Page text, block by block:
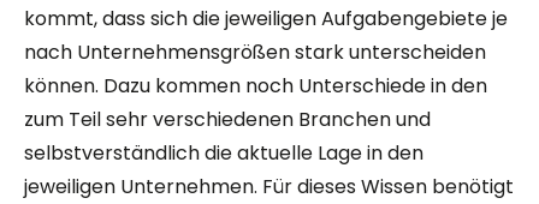
kommt, dass sich die jeweiligen Aufgabengebiete je
nach Unternehmensgrößen stark unterscheiden
können. Dazu kommen noch Unterschiede in den
zum Teil sehr verschiedenen Branchen und
selbstverständlich die aktuelle Lage in den
jeweiligen Unternehmen. Für dieses Wissen benötigt